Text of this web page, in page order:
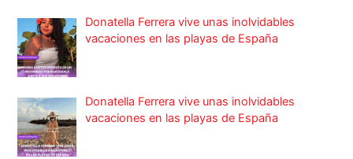
Donatella Ferrera vive unas inolvidables
vacaciones en las playas de España
Donatella Ferrera vive unas inolvidables
vacaciones en las playas de España